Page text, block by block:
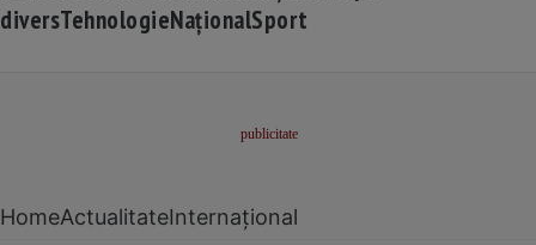
diversTehnologieNaționalSport
HomeActualitateInternațional